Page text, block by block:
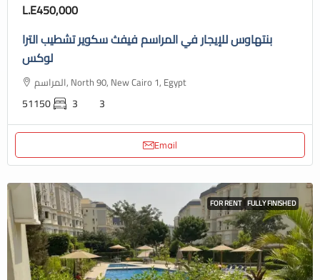
L.E450,000
بنتهاوس للإيجار في المراسم فيفث سكوير تشطيب الترا
لوكس
المراسم, North 90, New Cairo 1, Egypt
51150 3 3
Email
FOR RENT FULLY FINISHED